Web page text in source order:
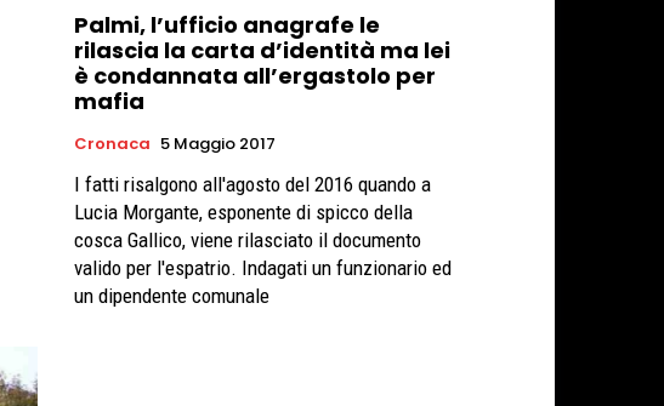
Palmi, l’ufficio anagrafe le
rilascia la carta d’identità ma lei
è condannata all’ergastolo per
mafia
Cronaca 5 Maggio 2017
I fatti risalgono all'agosto del 2016 quando a
Lucia Morgante, esponente di spicco della
cosca Gallico, viene rilasciato il documento
valido per l'espatrio. Indagati un funzionario ed
un dipendente comunale